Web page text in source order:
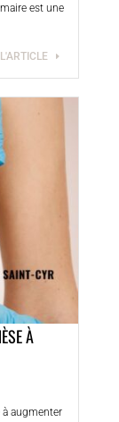
est une
À
augmenter